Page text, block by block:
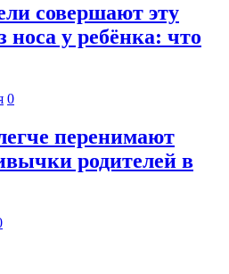
совершают эту
у ребёнка: что
0
перенимают
родителей в